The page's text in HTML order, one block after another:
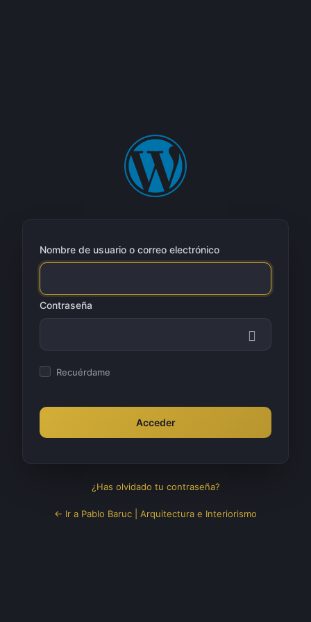
Nombre de usuario o correo electrónico
Contraseña
Recuérdame
¿Has olvidado tu contraseña?
← Ir a Pablo Baruc | Arquitectura e Interiorismo